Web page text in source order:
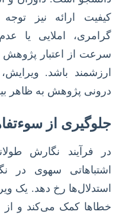
کیفیت ارائه نیز
گرامری، املایی یا
سرعت از اعتبار پژوهش
ارزشمند باشد.
درونی پژوهش به ظاهر
جلوگیری از
در فرآیند نگارش
اشتباهاتی سهوی در
استدلال‌ها رخ دهد. یک
خطاها کمک می‌کند و از